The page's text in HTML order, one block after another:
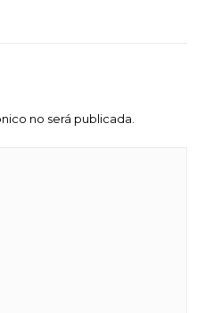
no será publicada.